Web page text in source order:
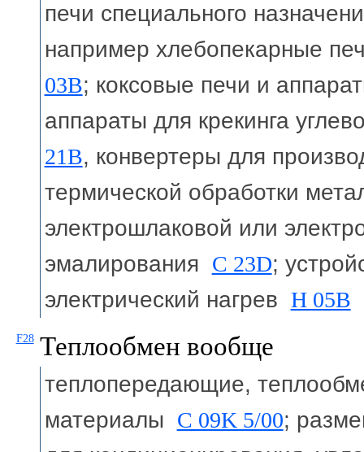
печи специального
например хлебопекарные
03B; коксовые печи и
аппараты для крекинга
21B, конвертеры для
термической обработки
электрошлаковой или
эмалирования C 23D;
электрический нагрев H 05B
F28 Теплообмен вообще
теплопередающие,
материалы C 09K 5/00;